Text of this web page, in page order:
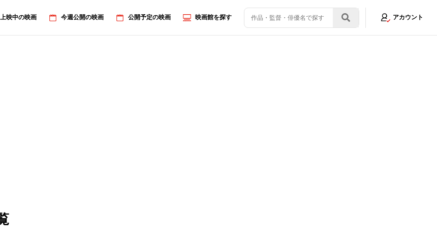
上映中の映画 今週公開の映画 公開予定の映画 映画館を探す アカウント